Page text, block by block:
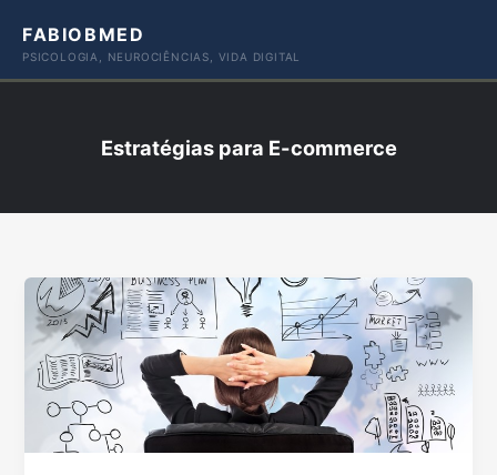
paraFABIOBMED
PSICOLOGIA, NEUROCIÊNCIAS, VIDA DIGITAL
Estratégias para E-commerce